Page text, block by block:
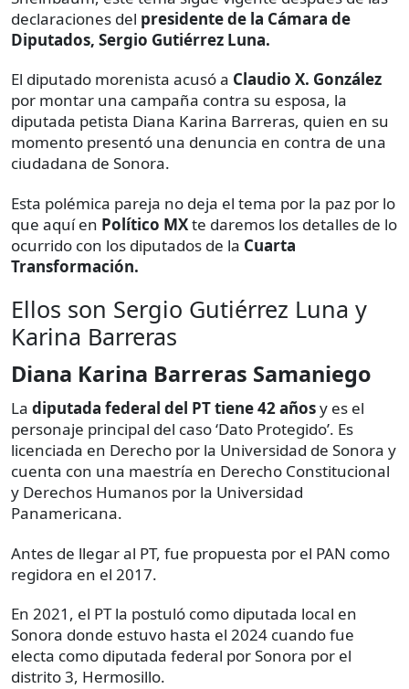
declaraciones del presidente de la Cámara de
Diputados, Sergio Gutiérrez Luna.
El diputado morenista acusó a Claudio X. González
por montar una campaña contra su esposa, la
diputada petista Diana Karina Barreras, quien en su
momento presentó una denuncia en contra de una
ciudadana de Sonora.
Esta polémica pareja no deja el tema por la paz por lo
que aquí en Político MXte daremos los detalles de lo
ocurrido con los diputados de la Cuarta
Transformación.
Ellos son Sergio Gutiérrez Luna y
Karina Barreras
Diana Karina Barreras Samaniego
La diputada federal del PT tiene 42 añosy es el
personaje principal del caso ‘Dato Protegido’. Es
licenciada en Derecho por la Universidad de Sonora y
cuenta con una maestría en Derecho Constitucional
y Derechos Humanos por la Universidad
Panamericana.
Antes de llegar al PT, fue propuesta por el PAN como
regidora en el 2017.
En 2021, el PT la postuló como diputada local en
Sonora donde estuvo hasta el 2024 cuando fue
electa como diputada federal por Sonora por el
distrito 3, Hermosillo.